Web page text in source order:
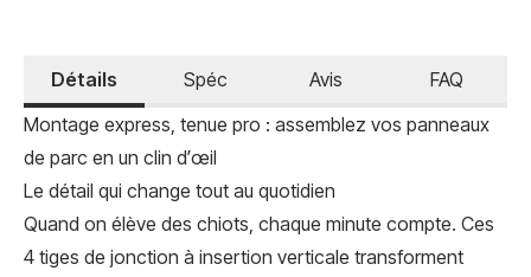
Détails Spéc Avis
FAQ
Montage express, tenue pro : assemblez vos panneaux
de parc en un clin d’œil
Le détail qui change tout au quotidien
Quand on élève des chiots, chaque minute compte. Ces
4 tiges de jonction à insertion verticale transforment